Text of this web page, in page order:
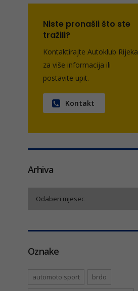
Niste pronašli što ste
tražili?
Kontaktirajte Autoklub Rijeka
za više informacija ili
postavite upit.
Kontakt
Arhiva
Odaberi mjesec
Oznake
automoto sport brdo